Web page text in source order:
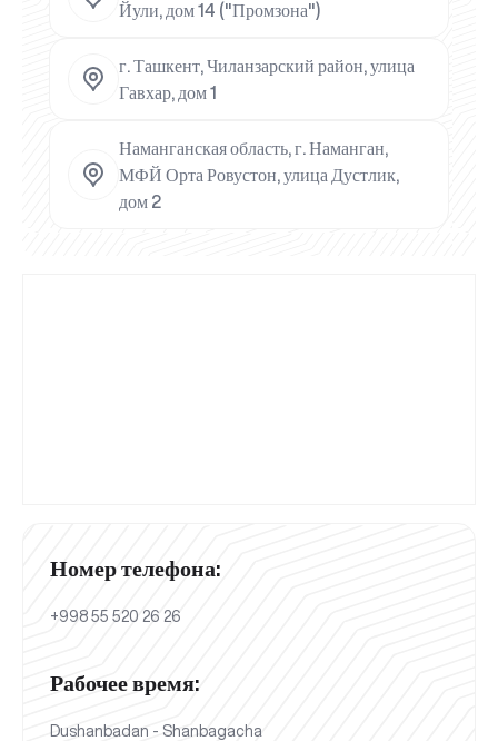
Йули, дом 14 ("Промзона")
г. Ташкент, Чиланзарский район, улица
Гавхар, дом 1
Наманганская область, г. Наманган,
МФЙ Орта Ровустон, улица Дустлик,
дом 2
Номер телефона:
+998 55 520 26 26
Рабочее время:
Dushanbadan - Shanbagacha